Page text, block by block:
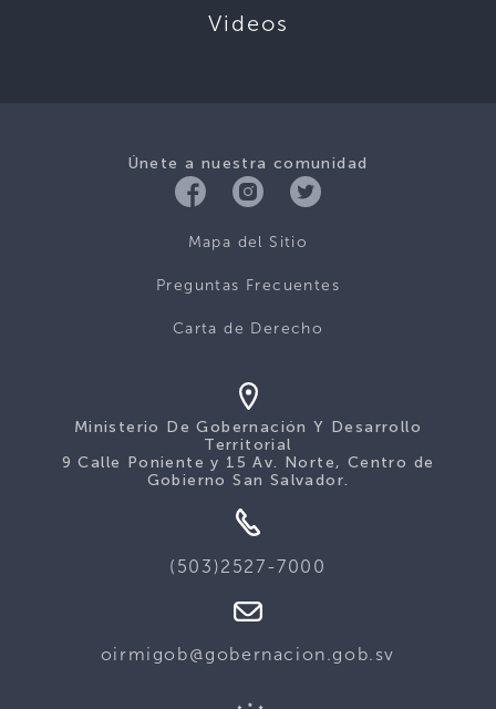
Videos
Únete a nuestra comunidad
Mapa del Sitio
Preguntas Frecuentes
Carta de Derecho
Ministerio De Gobernación Y Desarrollo
Territorial
9 Calle Poniente y 15 Av. Norte, Centro de
Gobierno San Salvador.
(503)2527-7000
oirmigob@gobernacion.gob.sv